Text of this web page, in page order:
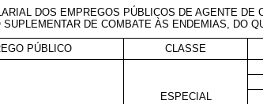
DOS EMPREGOS PÚBLICOS DEAGENTE DE
SUPLEMENTAR DE COMBATE ÀS ENDEMIAS, DO
PÚBLICO CLASSE
ESPECIAL